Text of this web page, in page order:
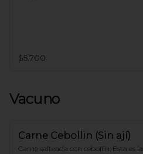
$5.700
Vacuno
Carne Cebollin (Sin ají)
Carne salteada con cebollín. Esta es la